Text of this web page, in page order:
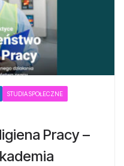
STUDIA SPOŁECZNE
Pracy –